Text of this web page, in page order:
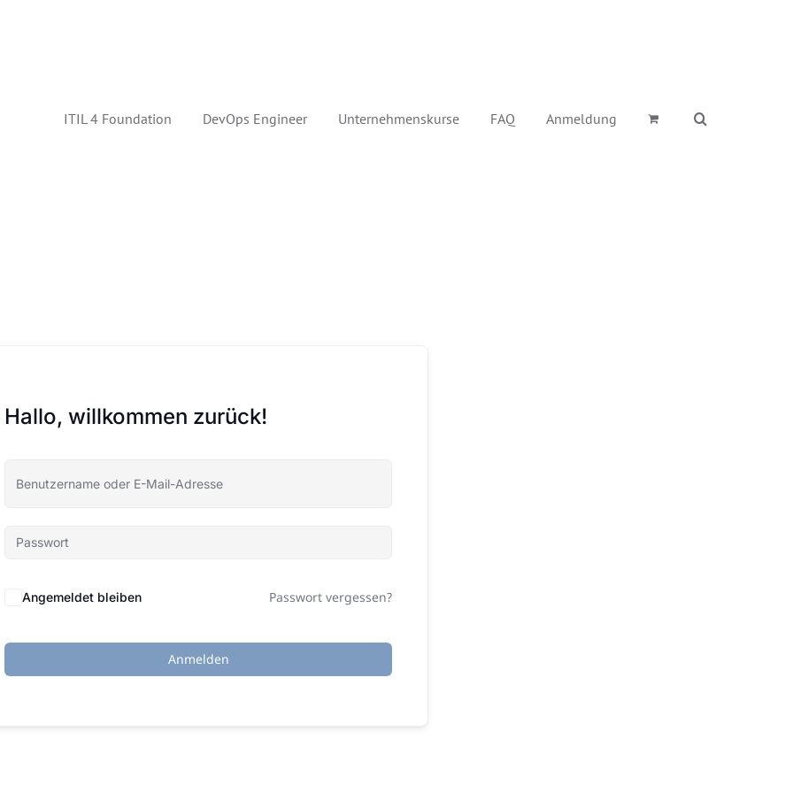
ITIL 4 Foundation DevOps Engineer Unternehmenskurse FAQ Anmeldung
Hallo, willkommen zurück!
Angemeldet bleiben Passwort vergessen?
Anmelden